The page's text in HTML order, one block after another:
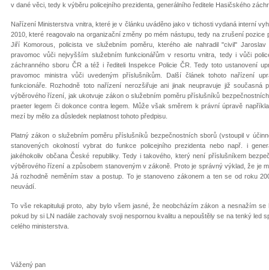
v dané věci, tedy k výběru policejního prezidenta, generálního ředitele Hasičského
Nařízení Ministerstva vnitra, které je v článku uváděno jako v tichosti vydaná interní
2010, které reagovalo na organizační změny po mém nástupu, tedy na zrušení
Jiří Komorous, policista ve služebním poměru, kterého ale nahradil "civil"
pravomoc vůči nejvyšším služebním funkcionářům v resortu vnitra, tedy i vůči
záchranného sboru ČR a též i řediteli Inspekce Policie ČR. Tedy toto ustanovení
pravomoc ministra vůči uvedeným příslušníkům. Další článek tohoto nařízení
funkcionáře. Rozhodně toto nařízení nerozšiřuje ani jinak neupravuje již současná
výběrového řízení, jak ukotvuje zákon o služebním poměru příslušníků
praeter legem či dokonce contra legem. Může však směrem k právní úpravě
mezí by mělo za důsledek neplatnost tohoto předpisu.
Platný zákon o služebním poměru příslušníků bezpečnostních sborů (vstoupil v
stanovených okolností vybrat do funkce policejního prezidenta nebo např. i
jakéhokoliv občana České republiky. Tedy i takového, který není příslušníkem
výběrového řízení a způsobem stanoveným v zákoně. Proto je správný výklad, že je
Já rozhodně neměním stav a postup. To je stanoveno zákonem a ten se od roku
neuvádí.
To vše rekapituluji proto, aby bylo všem jasné, že neobcházím zákon a nesnažím
pokud by si LN nadále zachovaly svoji nespornou kvalitu a nepouštěly se na tenký led
celého ministerstva.
Vážený pan